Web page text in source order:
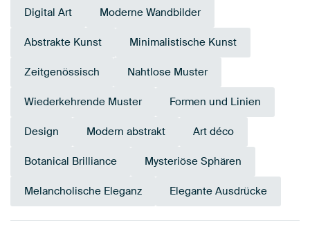
Digital Art Moderne Wandbilder
Abstrakte Kunst Minimalistische Kunst
Zeitgenössisch Nahtlose Muster
Wiederkehrende Muster Formen und Linien
Design Modern abstrakt Art déco
Botanical Brilliance Mysteriöse Sphären
Melancholische Eleganz Elegante Ausdrücke